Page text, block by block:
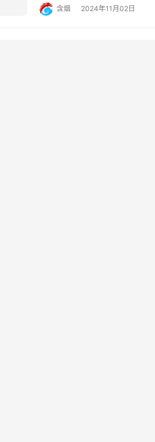
材质的。瑜伽垫有以下几
含烟 2024年11月02日